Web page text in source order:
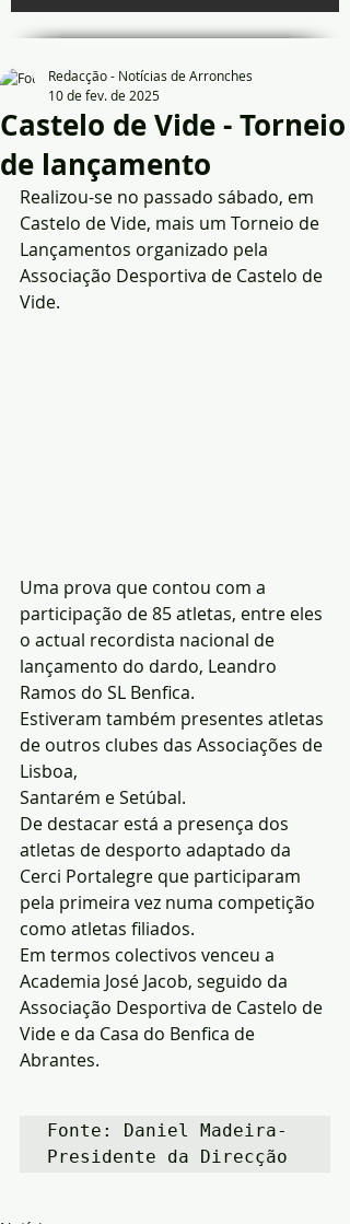
Castelo de Vide - Torneio
de lançamento
Redacção - Notícias de Arronches
10 de fev. de 2025
Realizou-se no passado sábado, em
Castelo de Vide, mais um Torneio de
Lançamentos organizado pela
Associação Desportiva de Castelo de
Vide.
Uma prova que contou com a
participação de 85 atletas, entre eles
o actual recordista nacional de
lançamento do dardo, Leandro
Ramos do SL Benfica.
Estiveram também presentes atletas
de outros clubes das Associações de
Lisboa,
Santarém e Setúbal.
De destacar está a presença dos
atletas de desporto adaptado da
Cerci Portalegre que participaram
pela primeira vez numa competição
como atletas filiados.
Em termos colectivos venceu a
Academia José Jacob, seguido da
Associação Desportiva de Castelo de
Vide e da Casa do Benfica de
Abrantes.
Fonte: Daniel Madeira-
Presidente da Direcção